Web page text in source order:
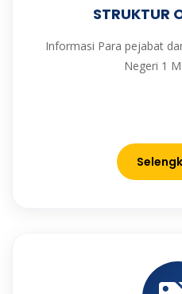
STRUKTUR
Informasi Para pejabat
Negeri 1